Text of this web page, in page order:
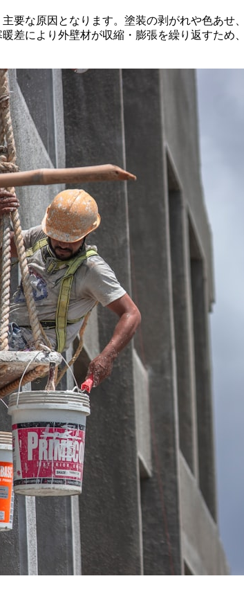
要な原因となります。塗装の剥がれや色あ
差により外壁材が収縮・膨張を繰り返すた